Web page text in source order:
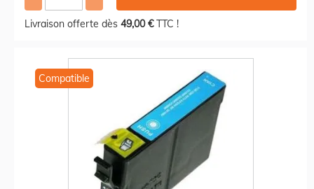
Livraison offerte dès 49,00 €TTC !
Compatible